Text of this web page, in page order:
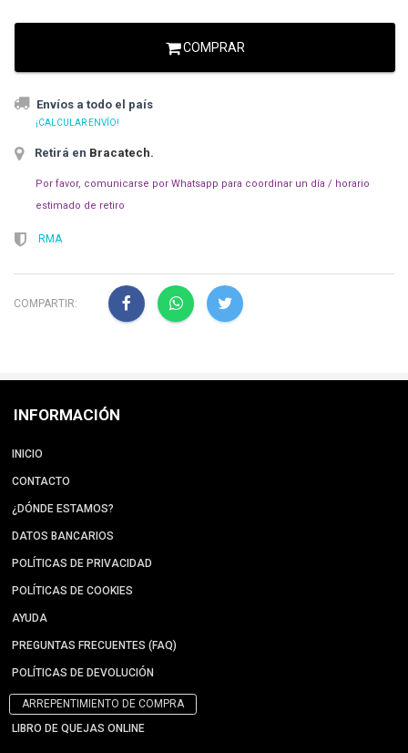
COMPRAR
Envíos a todo el país
¡CALCULAR ENVÍO!
Retirá en Bracatech.
Por favor, comunicarse por Whatsapp para coordinar un día / horario
estimado de retiro
RMA
COMPARTIR:
INFORMACIÓN
INICIO
CONTACTO
¿DÓNDE ESTAMOS?
DATOS BANCARIOS
POLÍTICAS DE PRIVACIDAD
POLÍTICAS DE COOKIES
AYUDA
PREGUNTAS FRECUENTES (FAQ)
POLÍTICAS DE DEVOLUCIÓN
ARREPENTIMIENTO DE COMPRA
LIBRO DE QUEJAS ONLINE